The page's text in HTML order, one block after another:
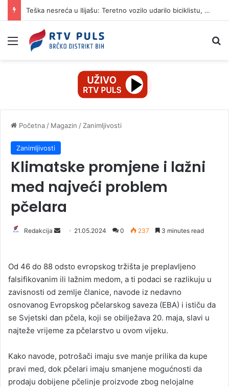
Teška nesreća u Ilijašu: Teretno vozilo udarilo biciklistu, 75-godišnjak zadržan u bolnici
Izbornik
Početna / Magazin / Zanimljivosti
Zanimljivosti
Klimatske promjene i lažni
med najveći problem
pčelara
Redakcija
d
a
n
e
m
a
l
21.05.2024 0 237 3 minutes read
Od 46 do 88 odsto evropskog tržišta je preplavljeno
falsifikovanim ili lažnim medom, a ti podaci se razlikuju u
zavisnosti od zemlje članice, navode iz nedavno
osnovanog Evropskog pčelarskog saveza (EBA) i ističu da
se Svjetski dan pčela, koji se obilježava 20. maja, slavi u
najteže vrijeme za pčelarstvo u ovom vijeku.
Kako navode, potrošači imaju sve manje prilika da kupe
pravi med, dok pčelari imaju smanjene mogućnosti da
prodaju dobijene pčelinje proizvode zbog nelojalne